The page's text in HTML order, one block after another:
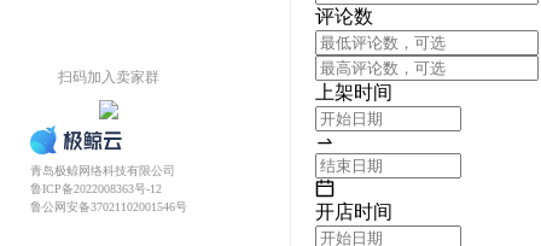
扫码加入卖家群
青岛极鲸网络科技有限公司
鲁ICP备2022008363号-12
鲁公网安备37021102001546号
评论数
上架时间
开店时间